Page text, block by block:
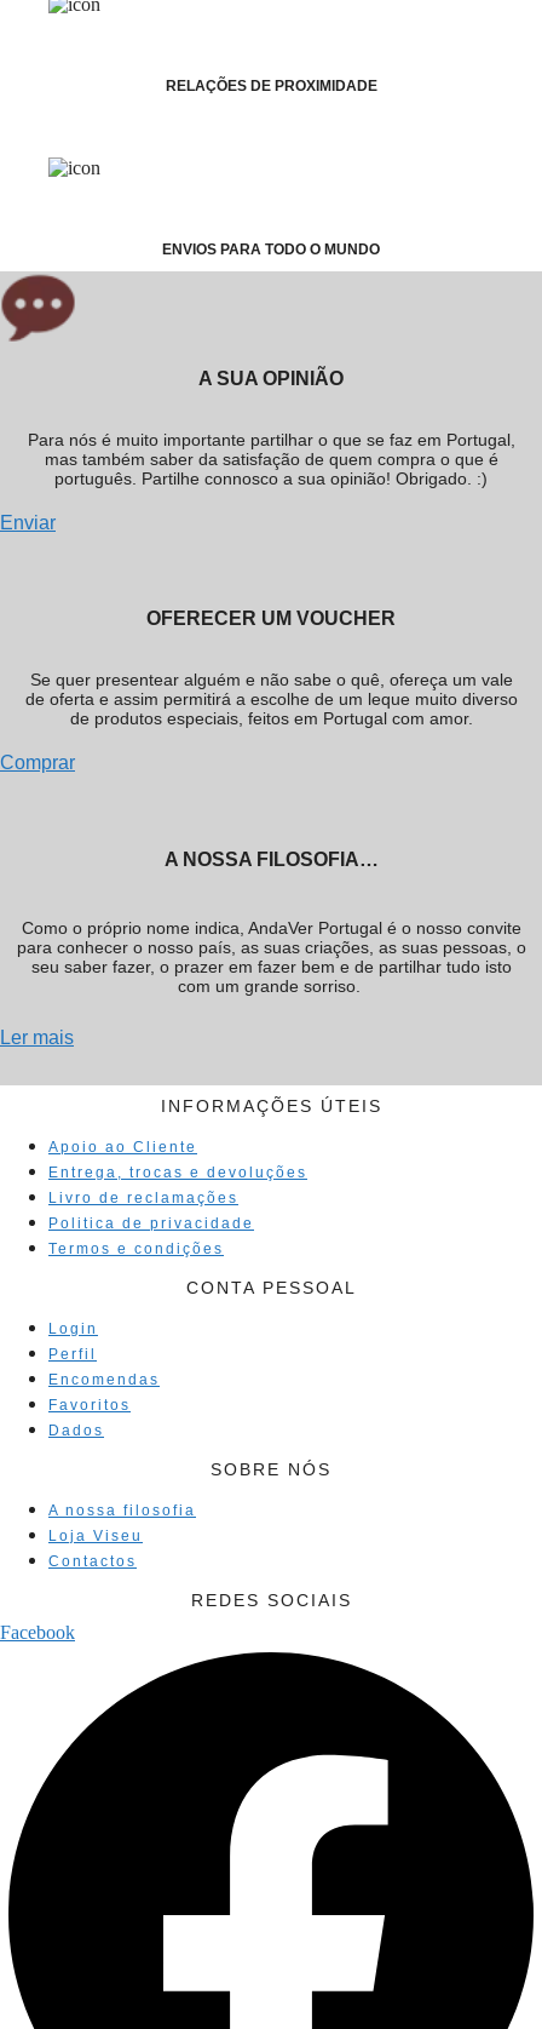
RELAÇÕES DE PROXIMIDADE
ENVIOS PARA TODO O MUNDO
A SUA OPINIÃO
Para nós é muito importante partilhar o que se faz em Portugal,
mas também saber da satisfação de quem compra o que é
português. Partilhe connosco a sua opinião! Obrigado. :)
Enviar
OFERECER UM VOUCHER
Se quer presentear alguém e não sabe o quê, ofereça um vale
de oferta e assim permitirá a escolhe de um leque muito diverso
de produtos especiais, feitos em Portugal com amor.
Comprar
A NOSSA FILOSOFIA…
Como o próprio nome indica, AndaVer Portugal é o nosso convite
para conhecer o nosso país, as suas criações, as suas pessoas, o
seu saber fazer, o prazer em fazer bem e de partilhar tudo isto
com um grande sorriso.
Ler mais
INFORMAÇÕES ÚTEIS
Apoio ao Cliente
Entrega, trocas e devoluções
Livro de reclamações
Politica de privacidade
Termos e condições
CONTA PESSOAL
Login
Perfil
Encomendas
Favoritos
Dados
SOBRE NÓS
A nossa filosofia
Loja Viseu
Contactos
REDES SOCIAIS
Facebook